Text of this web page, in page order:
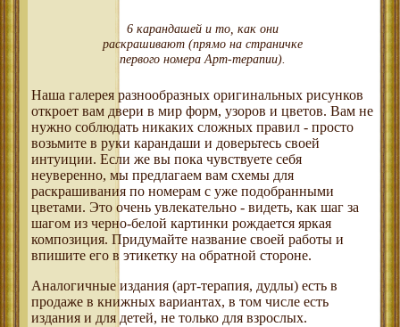
6 карандашей и то, как они
раскрашивают (прямо на страничке
первого номера Арт-терапии).
Наша галерея разнообразных оригинальных рисунков
откроет вам двери в мир форм, узоров и цветов. Вам не
нужно соблюдать никаких сложных правил - просто
возьмите в руки карандаши и доверьтесь своей
интуиции. Если же вы пока чувствуете себя
неуверенно, мы предлагаем вам схемы для
раскрашивания по номерам с уже подобранными
цветами. Это очень увлекательно - видеть, как шаг за
шагом из черно-белой картинки рождается яркая
композиция. Придумайте название своей работы и
впишите его в этикетку на обратной стороне.
Аналогичные издания (арт-терапия, дудлы) есть в
продаже в книжных вариантах, в том числе есть
издания и для детей, не только для взрослых.